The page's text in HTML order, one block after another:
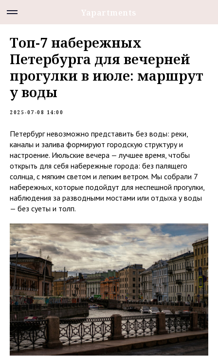
Yapartments
Топ-7 набережных
Петербурга для вечерней
прогулки в июле: маршрут
у воды
2025-07-08 14:00
Петербург невозможно представить без воды: реки,
каналы и залива формируют городскую структуру и
настроение. Июльские вечера — лучшее время, чтобы
открыть для себя набережные города: без палящего
солнца, с мягким светом и легким ветром. Мы собрали 7
набережных, которые подойдут для неспешной прогулки,
наблюдения за разводными мостами или отдыха у воды
— без суеты и толп.